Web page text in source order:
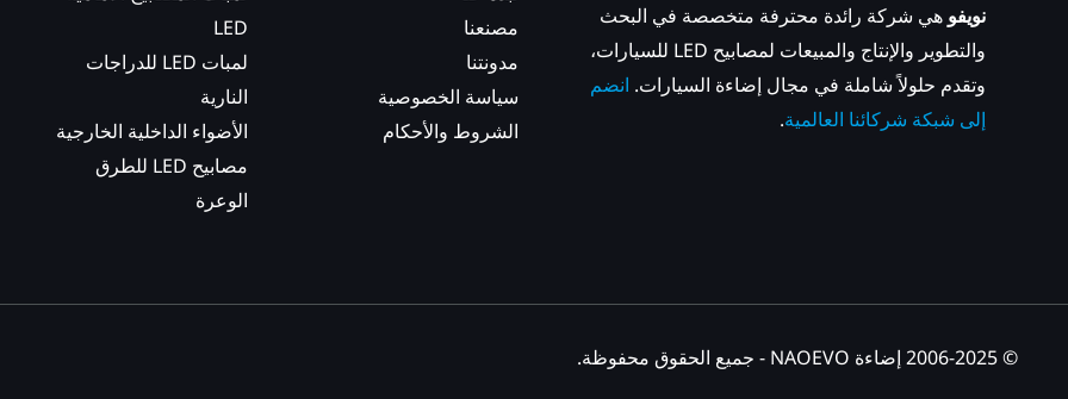
نويفو هي شركة رائدة محترفة متخصصة في البحث
والتطوير والإنتاج والمبيعات لمصابيح LED للسيارات،
وتقدم حلولاً شاملة في مجال إضاءة السيارات. انضم
إلى شبكة شركائنا العالمية.
مصنعنا
مدونتنا
سياسة الخصوصية
الشروط والأحكام
LED
لمبات LED للدراجات
النارية
الأضواء الداخلية الخارجية
مصابيح LED للطرق
الوعرة
© 2006-2025 إضاءة NAOEVO - جميع الحقوق محفوظة.